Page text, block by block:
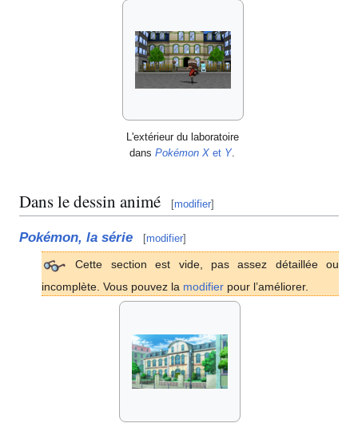
L'extérieur du laboratoire
dans Pokémon X et Y.
Dans le dessin animé [modifier]
Pokémon, la série [modifier]
Cette section est vide, pas assez détaillée ou
incomplète. Vous pouvez la modifier pour l’améliorer.